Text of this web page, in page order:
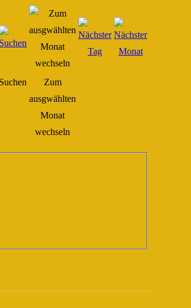
Suchen
Zum
ausgwählten
Monat
wechseln